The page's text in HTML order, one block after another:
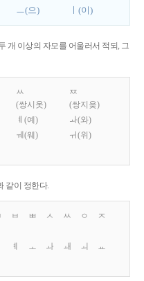
ㅡ(으) ㅣ(이)
개 이상의 자모를 어울러서 적되, 그
ㅆ
(쌍시옷)
ㅉ
(쌍지읒)
ㅖ(예)
ㅘ(와)
ㅞ(웨)
ㅟ(위)
같이 정한다.
ㅂ ㅃ ㅅ ㅆ ㅇ
ㅈ
ㅖ ㅗ ㅘ ㅙ ㅚ
ㅛ